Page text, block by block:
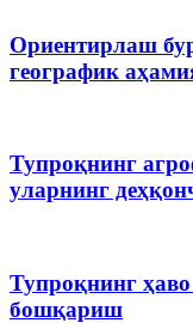
Ориентирлаш
географик
Тупроқнинг
уларнинг
Тупроқнинг
бошқариш